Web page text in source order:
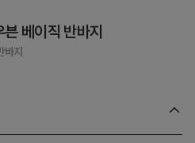
베이직 반바지
바지